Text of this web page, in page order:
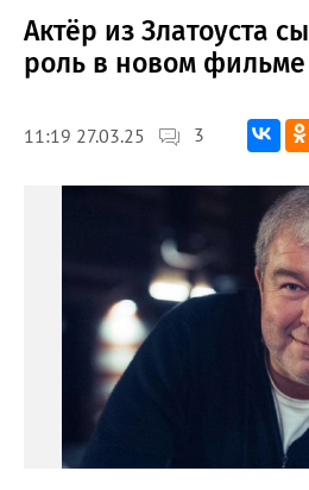
Актёр из Златоуста
роль в новом фильме
11:19 27.03.25 3